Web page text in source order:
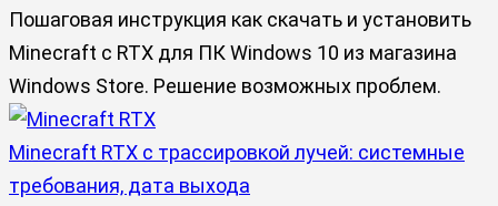
Пошаговая инструкция как скачать и установить
Minecraft с RTX для ПК Windows 10 из магазина
Windows Store. Решение возможных проблем.
Minecraft RTX с трассировкой лучей: системные
требования, дата выхода